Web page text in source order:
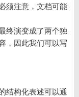
须注意，文档可能
终演变成了两个独
，因此我们可以写
结构化表述可以通